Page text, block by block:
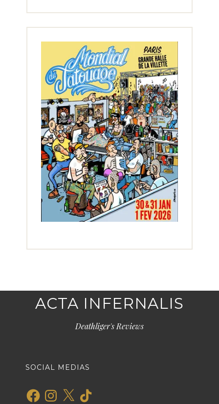
ACTA INFERNALIS
Deathliger's Reviews
SOCIAL MEDIAS
FacebookInstagram
X TikTok